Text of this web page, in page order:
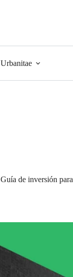
Urbanitae
Guía de inversión para